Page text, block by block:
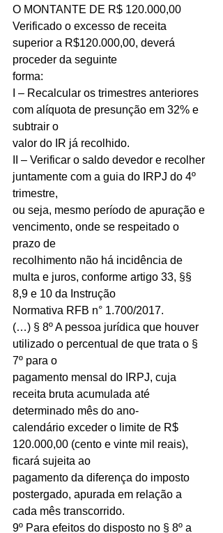
O MONTANTE DE R$ 120.000,00
Verificado o excesso de receita
superior a R$120.000,00, deverá
proceder da seguinte
forma:
I – Recalcular os trimestres anteriores
com alíquota de presunção em 32% e
subtrair o
valor do IR já recolhido.
II – Verificar o saldo devedor e recolher
juntamente com a guia do IRPJ do 4º
trimestre,
ou seja, mesmo período de apuração e
vencimento, onde se respeitado o
prazo de
recolhimento não há incidência de
multa e juros, conforme artigo 33, §§
8,9 e 10 da Instrução
Normativa RFB n° 1.700/2017.
(…) § 8º A pessoa jurídica que houver
utilizado o percentual de que trata o §
7º para o
pagamento mensal do IRPJ, cuja
receita bruta acumulada até
determinado mês do ano-
calendário exceder o limite de R$
120.000,00 (cento e vinte mil reais),
ficará sujeita ao
pagamento da diferença do imposto
postergado, apurada em relação a
cada mês transcorrido.
9º Para efeitos do disposto no § 8º a